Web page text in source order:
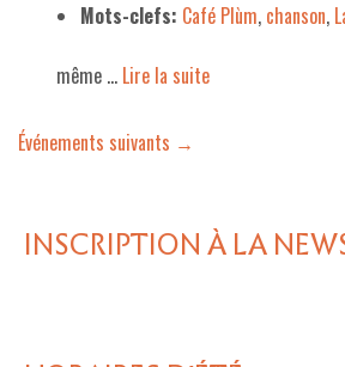
Mots-clefs: Café Plùm, chanson,
même … Lire la suite­­
Événements suivants →
INSCRIPTION À LA